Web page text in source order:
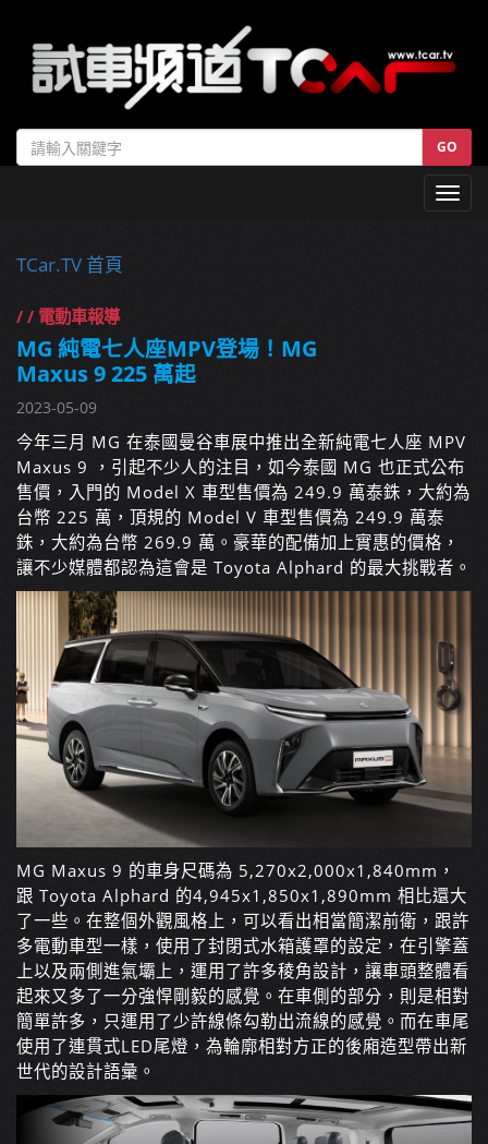
GO
TCar.TV 首頁
/ / 電動車報導
MG 純電七人座MPV登場！MG
Maxus 9 225 萬起
2023-05-09
今年三月 MG 在泰國曼谷車展中推出全新純電七人座 MPV
Maxus 9 ，引起不少人的注目，如今泰國 MG 也正式公布
售價，入門的 Model X 車型售價為 249.9 萬泰銖，大約為
台幣 225 萬，頂規的 Model V 車型售價為 249.9 萬泰
銖，大約為台幣 269.9 萬。豪華的配備加上實惠的價格，
讓不少媒體都認為這會是 Toyota Alphard 的最大挑戰者。
MG Maxus 9 的車身尺碼為 5,270x2,000x1,840mm，
跟 Toyota Alphard 的4,945x1,850x1,890mm 相比還大
了一些。在整個外觀風格上，可以看出相當簡潔前衛，跟許
多電動車型一樣，使用了封閉式水箱護罩的設定，在引擎蓋
上以及兩側進氣壩上，運用了許多稜角設計，讓車頭整體看
起來又多了一分強悍剛毅的感覺。在車側的部分，則是相對
簡單許多，只運用了少許線條勾勒出流線的感覺。而在車尾
使用了連貫式LED尾燈，為輪廓相對方正的後廂造型帶出新
世代的設計語彙。